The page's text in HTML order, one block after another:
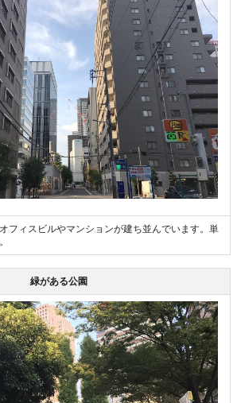
フィスビルやマンションが建ち並んでいます。単
緑がある公園